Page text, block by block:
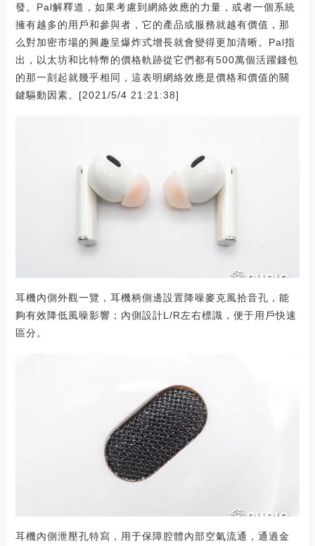
發。Pal解釋道，如果考慮到網絡效應的力量，或者一個系統
擁有越多的用戶和參與者，它的產品或服務就越有價值，那
么對加密市場的興趣呈爆炸式增長就會變得更加清晰。Pal指
出，以太坊和比特幣的價格軌跡從它們都有500萬個活躍錢包
的那一刻起就幾乎相同，這表明網絡效應是價格和價值的關
鍵驅動因素。[2021/5/4 21:21:38]
耳機內側外觀一覽，耳機柄側邊設置降噪麥克風拾音孔，能
夠有效降低風噪影響；內側設計L/R左右標識，便于用戶快速
區分。
耳機內側泄壓孔特寫，用于保障腔體內部空氣流通，通過金